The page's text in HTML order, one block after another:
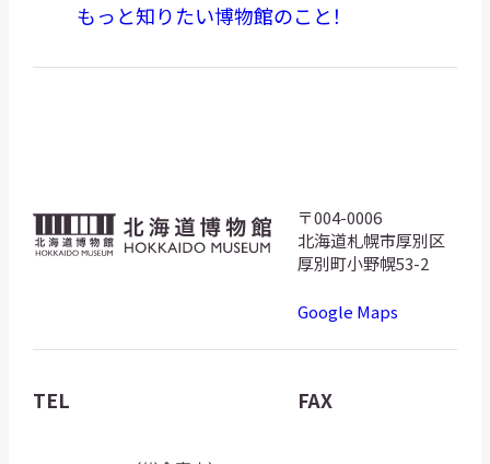
もっと知りたい博物館のこと！
北
海
物
館
〒004-0006
北海道札幌市厚別区
厚別町小野幌53-2
Google Maps
TEL FAX